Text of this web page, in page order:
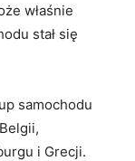
właśnie
stał się
samochodu
i Grecji.